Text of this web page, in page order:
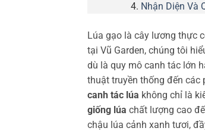
Nhận Diện Và
Lúa gạo là cây lương thực
tại Vũ Garden, chúng tôi
dù là quy mô canh tác lớn
thuật truyền thống đến
canh tác lúa không chỉ là
giống lúa chất lượng cao
chậu lúa cảnh xanh tươi,